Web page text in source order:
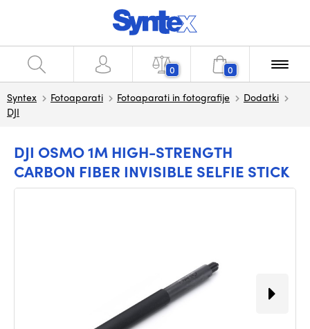
0 0
Syntex Fotoaparati Fotoaparati in fotografije
Dodatki
DJI
DJI OSMO 1M HIGH-STRENGTH
CARBON FIBER INVISIBLE SELFIE STICK